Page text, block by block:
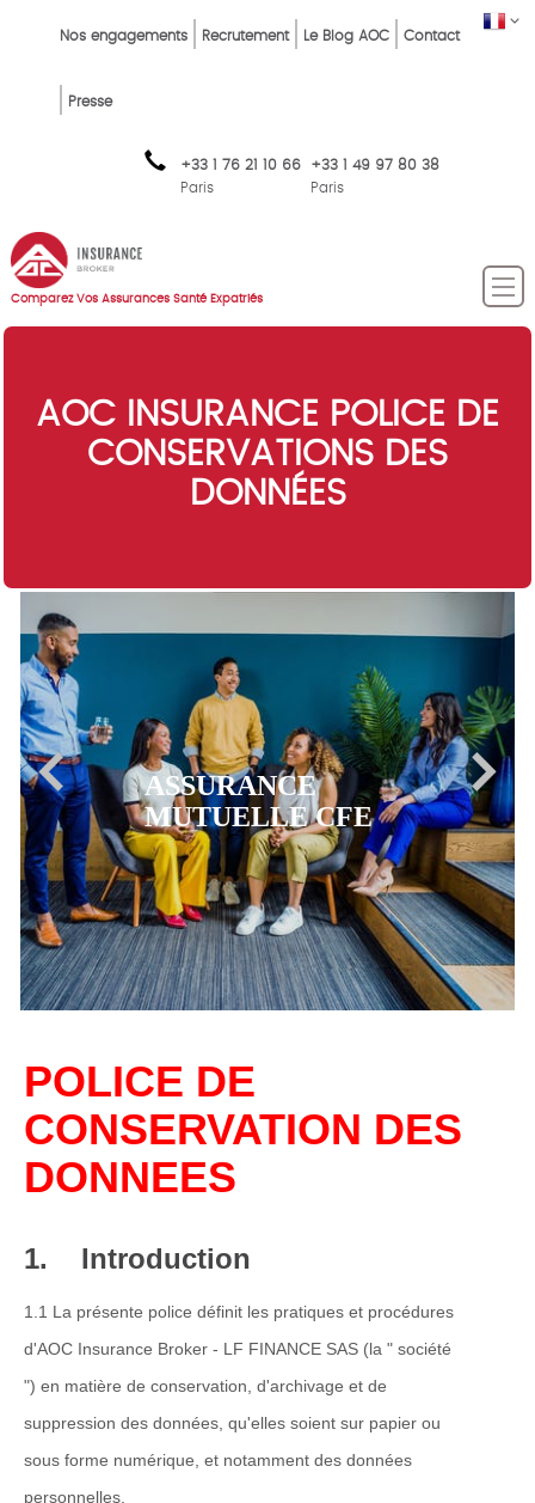
FR
Top
FR
Nos engagements Recrutement Le Blog AOC Contact
Presse
+33 1 76 21 10 66
Paris
+33 1 49 97 80 38
Paris
Comparez Vos Assurances Santé Expatriés
AOC INSURANCE POLICE DE
CONSERVATIONS DES
DONNÉES
ASSURANCE
MUTUELLE CFE
POLICE DE
CONSERVATION DES
DONNEES
1. Introduction
1.1 La présente police définit les pratiques et procédures
d'AOC Insurance Broker - LF FINANCE SAS (la " société
") en matière de conservation, d'archivage et de
suppression des données, qu'elles soient sur papier ou
sous forme numérique, et notamment des données
personnelles.